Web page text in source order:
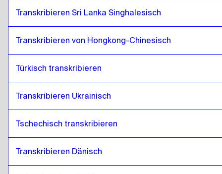
Transkribieren Sri Lanka Singhalesisch
Transkribieren von Hongkong-Chinesisch
Türkisch transkribieren
Transkribieren Ukrainisch
Tschechisch transkribieren
Transkribieren Dänisch